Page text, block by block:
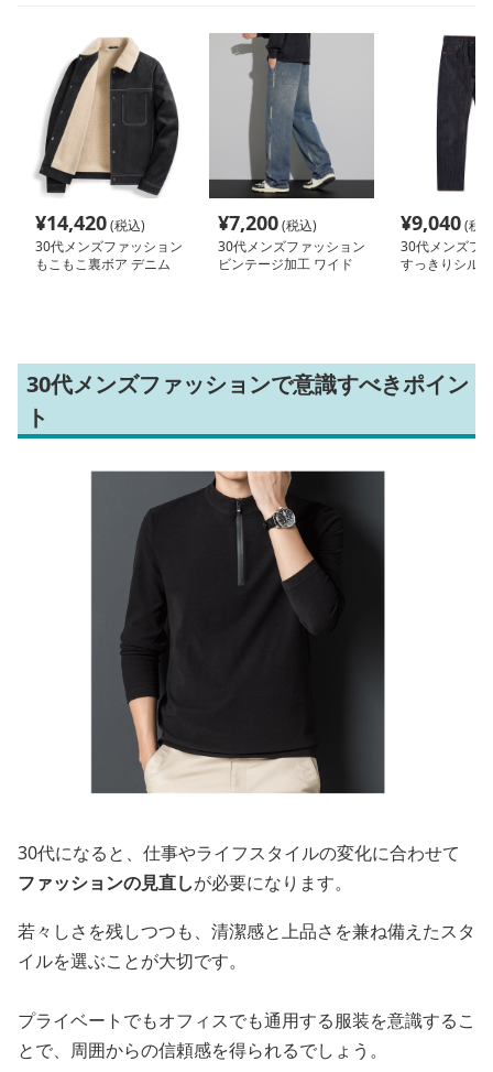
¥14,420(税込)
30代メンズファッション
もこもこ裏ボア デニム
¥7,200(税込)
30代メンズファッション
ビンテージ加工 ワイド
¥9,040(税
30代メンズフ
すっきりシル
30代メンズファッションで意識すべきポイン
ト
30代になると、仕事やライフスタイルの変化に合わせて
ファッションの見直しが必要になります。
若々しさを残しつつも、清潔感と上品さを兼ね備えたスタ
イルを選ぶことが大切です。
プライベートでもオフィスでも通用する服装を意識するこ
とで、周囲からの信頼感を得られるでしょう。